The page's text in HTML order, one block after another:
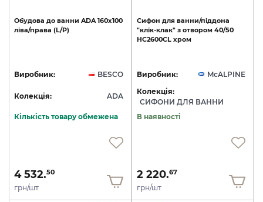
Обудова до ванни ADA 160х100
ліва/права (L/P)
Виробник: BESCO
Колекція: ADA
Кількість товару обмежена
4 532.50
грн/шт
Сифон для ванни/піддона
"клік-клак" з отвором 40/50
HC2600CL хром
Виробник:
McALPINE
Колекція:
СИФОНИ ДЛЯ ВАННИ
В наявності
2 220.67
грн/шт